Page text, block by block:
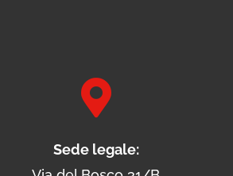

Sede legale: